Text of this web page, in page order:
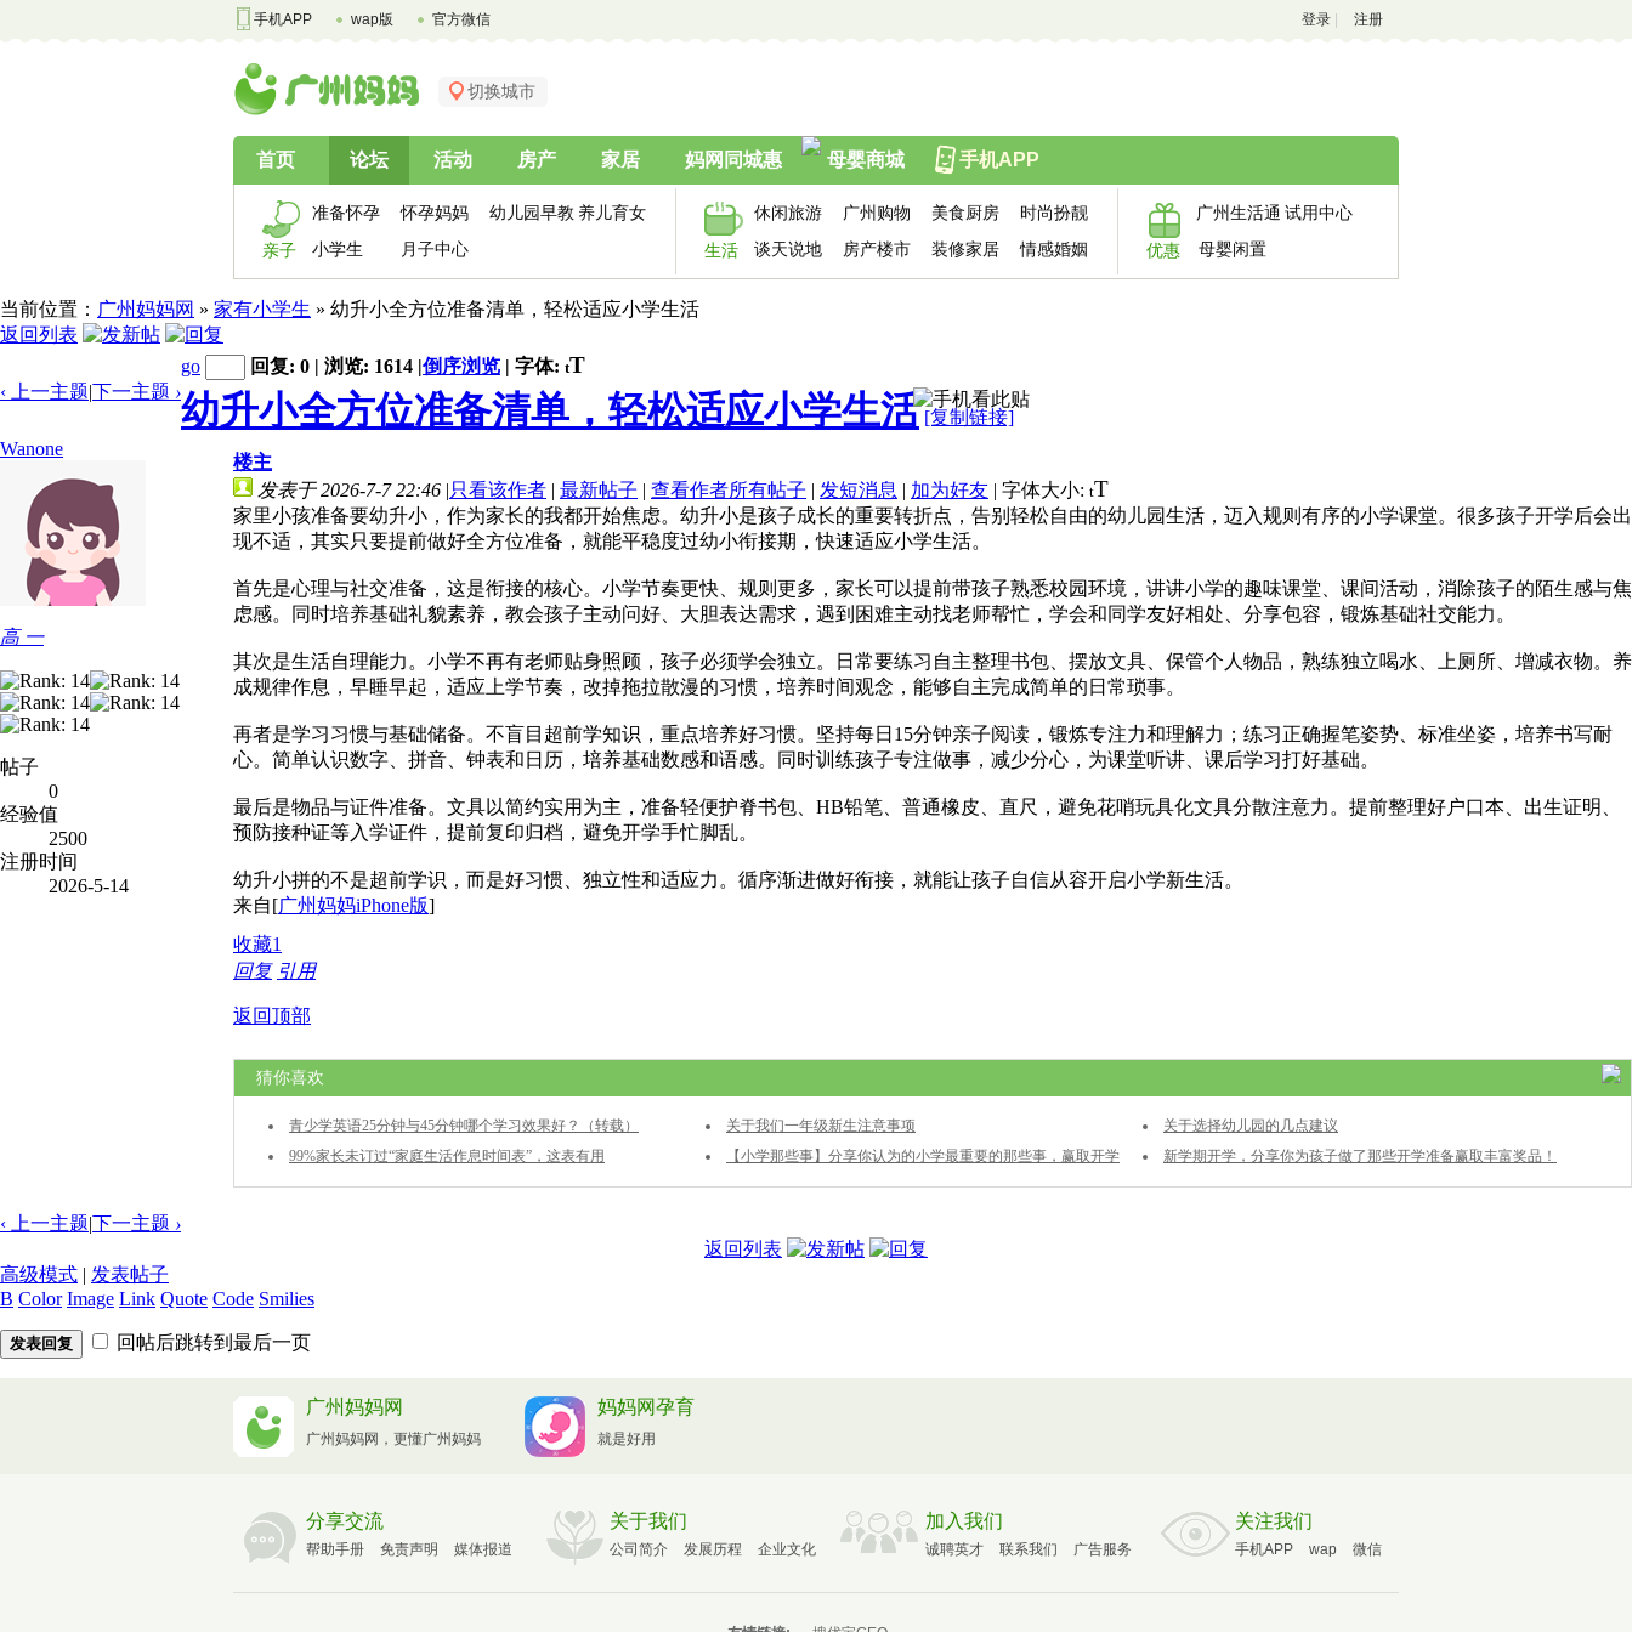
手机APP wap版 官方微信 登录 注册
切换城市
首页 论坛 活动 房产 家居 妈网同城惠 母婴商城 手机APP
亲子
准备怀孕 怀孕妈妈 幼儿园早教 养儿育女
小学生
月子中心 生活
休闲旅游 广州购物 美食厨房
时尚扮靓
谈天说地
房产楼市 装修家居 情感婚姻 优惠
广州生活通 试用中心
母婴闲置
当前位置： 广州妈妈网 » 家有小学生 » 幼升小全方位准备清单，轻松适应小学生活
返回列表
‹ 上一主题|下一主题 ›
go 回复: 0 | 浏览: 1614 |倒序浏览 | 字体: tT
幼升小全方位准备清单，轻松适应小学生活 [复制链接]
Wanone
高 一
帖子
0
经验值
2500
注册时间
2026-5-14
楼主
发表于 2026-7-7 22:46 |只看该作者 | 最新帖子 | 查看作者所有帖子 | 发短消息 | 加为好友 | 字体大小: tT
家里小孩准备要幼升小，作为家长的我都开始焦虑。幼升小是孩子成长的重要转折点，告别轻松自由的幼儿园生活，迈入规则有序的小学课堂。很多孩子开学后会出
现不适，其实只要提前做好全方位准备，就能平稳度过幼小衔接期，快速适应小学生活。
首先是心理与社交准备，这是衔接的核心。小学节奏更快、规则更多，家长可以提前带孩子熟悉校园环境，讲讲小学的趣味课堂、课间活动，消除孩子的陌生感与焦
虑感。同时培养基础礼貌素养，教会孩子主动问好、大胆表达需求，遇到困难主动找老师帮忙，学会和同学友好相处、分享包容，锻炼基础社交能力。
其次是生活自理能力。小学不再有老师贴身照顾，孩子必须学会独立。日常要练习自主整理书包、摆放文具、保管个人物品，熟练独立喝水、上厕所、增减衣物。养
成规律作息，早睡早起，适应上学节奏，改掉拖拉散漫的习惯，培养时间观念，能够自主完成简单的日常琐事。
再者是学习习惯与基础储备。不盲目超前学知识，重点培养好习惯。坚持每日15分钟亲子阅读，锻炼专注力和理解力；练习正确握笔姿势、标准坐姿，培养书写耐
心。简单认识数字、拼音、钟表和日历，培养基础数感和语感。同时训练孩子专注做事，减少分心，为课堂听讲、课后学习打好基础。
最后是物品与证件准备。文具以简约实用为主，准备轻便护脊书包、HB铅笔、普通橡皮、直尺，避免花哨玩具化文具分散注意力。提前整理好户口本、出生证明、
预防接种证等入学证件，提前复印归档，避免开学手忙脚乱。
幼升小拼的不是超前学识，而是好习惯、独立性和适应力。循序渐进做好衔接，就能让孩子自信从容开启小学新生活。
来自[广州妈妈iPhone版]
收藏1
回复 引用
返回顶部
猜你喜欢
青少学英语25分钟与45分钟哪个学习效果好？（转载） 关于我们一年级新生注意事项
关于选择幼儿园的几点建议
99%家长未订过“家庭生活作息时间表”，这表有用
【小学那些事】分享你认为的小学最重要的那些事，赢取开学
装备！
新学期开学，分享你为孩子做了那些开学准备赢取丰富奖品！
‹ 上一主题|下一主题 ›
返回列表
高级模式 | 发表帖子
B Color Image Link Quote Code Smilies
发表回复 回帖后跳转到最后一页
广州妈妈网
广州妈妈网，更懂广州妈妈
妈妈网孕育
就是好用
分享交流
帮助手册 免责声明 媒体报道
关于我们
公司简介 发展历程 企业文化
加入我们
诚聘英才 联系我们 广告服务
关注我们
手机APP wap 微信